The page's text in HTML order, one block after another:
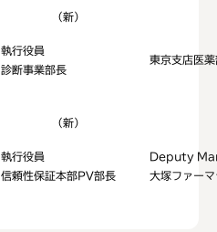
（新）
執行役員
診断事業部長
東京支店医薬
（新）
執行役員
信頼性保証本部PV部長
Deputy
大塚ファー